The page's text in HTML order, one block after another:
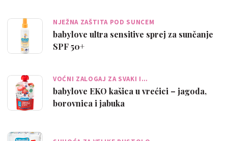
NJEŽNA ZAŠTITA POD SUNCEM
babylove ultra sensitive sprej za sunčanje
SPF 50+
VOĆNI ZALOGAJ ZA SVAKI I…
babylove EKO kašica u vrećici – jagoda,
borovnica i jabuka